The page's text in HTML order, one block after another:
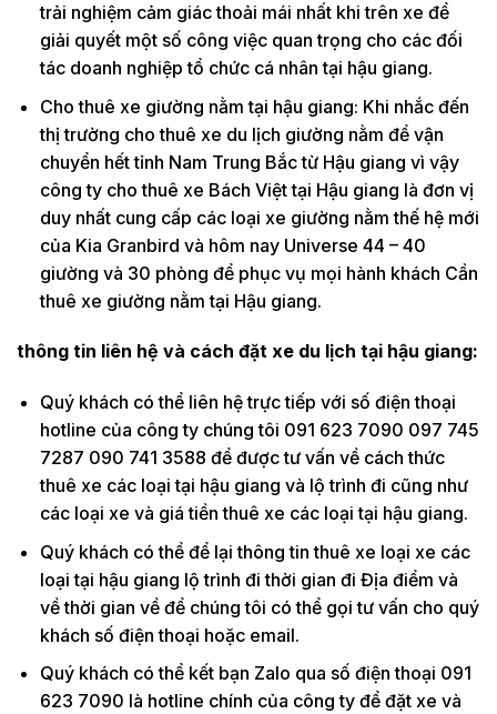
trải nghiệm cảm giác thoải mái nhất khi trên xe để
giải quyết một số công việc quan trọng cho các đối
tác doanh nghiệp tổ chức cá nhân tại hậu giang.
Cho thuê xe giường nằm tại hậu giang: Khi nhắc đến
thị trường cho thuê xe du lịch giường nằm để vận
chuyển hết tỉnh Nam Trung Bắc từ Hậu giang vì vậy
công ty cho thuê xe Bách Việt tại Hậu giang là đơn vị
duy nhất cung cấp các loại xe giường nằm thế hệ mới
của Kia Granbird và hôm nay Universe 44 – 40
giường và 30 phòng để phục vụ mọi hành khách Cần
thuê xe giường nằm tại Hậu giang.
thông tin liên hệ và cách đặt xe du lịch tại hậu giang:
Quý khách có thể liên hệ trực tiếp với số điện thoại
hotline của công ty chúng tôi 091 623 7090 097 745
7287 090 741 3588 để được tư vấn về cách thức
thuê xe các loại tại hậu giang và lộ trình đi cũng như
các loại xe và giá tiền thuê xe các loại tại hậu giang.
Quý khách có thể để lại thông tin thuê xe loại xe các
loại tại hậu giang lộ trình đi thời gian đi Địa điểm và
về thời gian về để chúng tôi có thể gọi tư vấn cho quý
khách số điện thoại hoặc email.
Quý khách có thể kết bạn Zalo qua số điện thoại 091
623 7090 là hotline chính của công ty để đặt xe và